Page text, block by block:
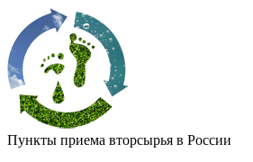
Пункты приема вторсырья в России